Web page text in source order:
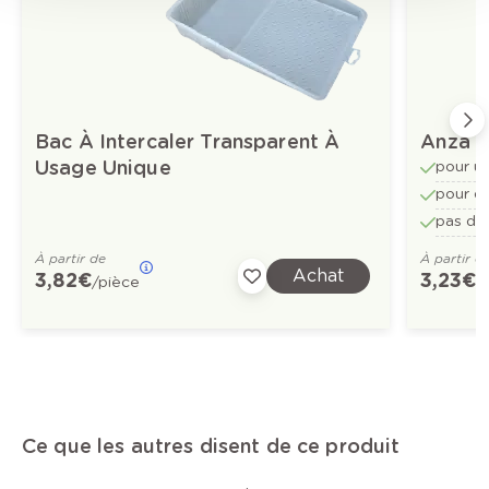
Bac À Intercaler Transparent À
Usage Unique
À partir de
3,82 €/pièce Achat
Anza
pour
pour
pas
À partir
3,23 €
Ce que les autres disent de ce produit